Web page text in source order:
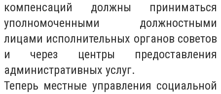
компенсаций должны приниматься
уполномоченными должностными
лицами исполнительных органов советов
и через центры предоставления
административных услуг.
Теперь местные управления социальной